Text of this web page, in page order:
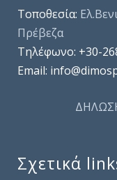
Τοποθεσία:
Πρέβεζα
Τηλέφωνo: +30-
Email:
Σχετικά